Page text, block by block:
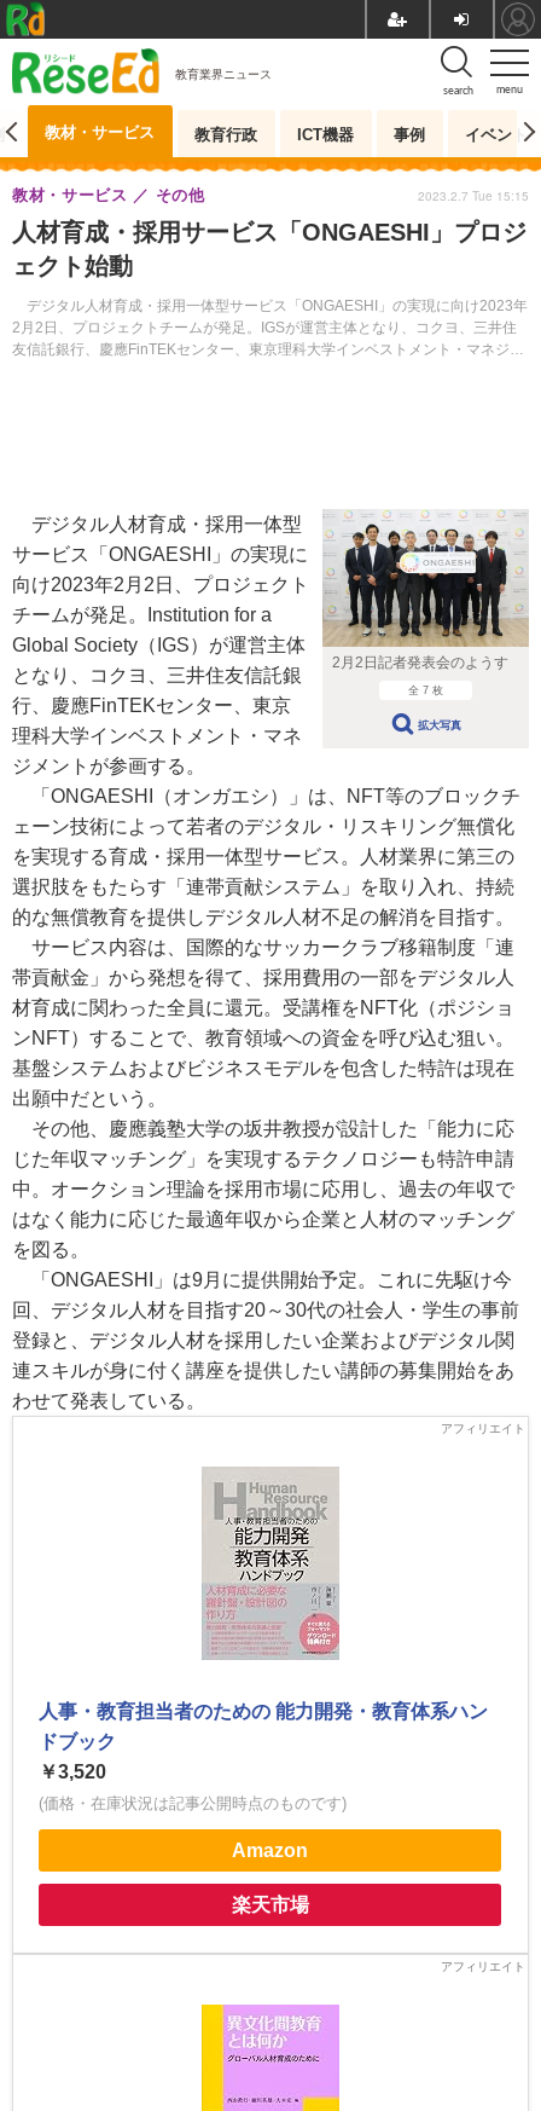
menu
search
教育業界ニュース
教材・サービス 教育行政 ICT機器 事例 イベント
人材育成・採用サービス「ONGAESHI」プロジ
ェクト始動
デジタル人材育成・採用一体型サービス「ONGAESHI」の実現に向け2023年
2月2日、プロジェクトチームが発足。IGSが運営主体となり、コクヨ、三井住
友信託銀行、慶應FinTEKセンター、東京理科大学インベストメント・マネジメ
教材・サービス その他 2023.2.7 Tue 15:15
2月2日記者発表会のようす
全 7 枚
拡大写真
デジタル人材育成・採用一体型
サービス「ONGAESHI」の実現に
向け2023年2月2日、プロジェクト
チームが発足。Institution for a
Global Society（IGS）が運営主体
となり、コクヨ、三井住友信託銀
行、慶應FinTEKセンター、東京
理科大学インベストメント・マネ
ジメントが参画する。
「ONGAESHI（オンガエシ）」は、NFT等のブロックチ
ェーン技術によって若者のデジタル・リスキリング無償化
を実現する育成・採用一体型サービス。人材業界に第三の
選択肢をもたらす「連帯貢献システム」を取り入れ、持続
的な無償教育を提供しデジタル人材不足の解消を目指す。
サービス内容は、国際的なサッカークラブ移籍制度「連
帯貢献金」から発想を得て、採用費用の一部をデジタル人
材育成に関わった全員に還元。受講権をNFT化（ポジショ
ンNFT）することで、教育領域への資金を呼び込む狙い。
基盤システムおよびビジネスモデルを包含した特許は現在
出願中だという。
その他、慶應義塾大学の坂井教授が設計した「能力に応
じた年収マッチング」を実現するテクノロジーも特許申請
中。オークション理論を採用市場に応用し、過去の年収で
はなく能力に応じた最適年収から企業と人材のマッチング
を図る。
「ONGAESHI」は9月に提供開始予定。これに先駆け今
回、デジタル人材を目指す20～30代の社会人・学生の事前
登録と、デジタル人材を採用したい企業およびデジタル関
連スキルが身に付く講座を提供したい講師の募集開始をあ
わせて発表している。
人事・教育担当者のための 能力開発・教育体系ハン
ドブック
￥3,520
(価格・在庫状況は記事公開時点のものです)
Amazon
楽天市場